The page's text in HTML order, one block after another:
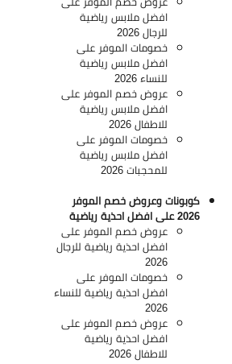
افضل ملابس رياضية
للرجال 2026
خصومات الموفر على
افضل ملابس رياضية
للنساء 2026
عروض خصم الموفر على
افضل ملابس رياضية
للاطفال 2026
خصومات الموفر على
افضل ملابس رياضية
للمحجبات 2026
كوبونات وعروض خصم الموفر
2026 على افضل احذية رياضية
عروض خصم الموفر على
افضل احذية رياضية للرجال
2026
خصومات الموفر على
افضل احذية رياضية للنساء
2026
عروض خصم الموفر على
افضل احذية رياضية
للاطفال 2026